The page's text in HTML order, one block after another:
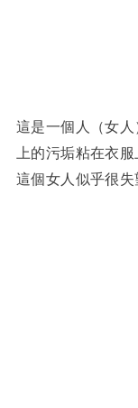
這是一個人（女
上的污垢粘在衣
這個女人似乎很失